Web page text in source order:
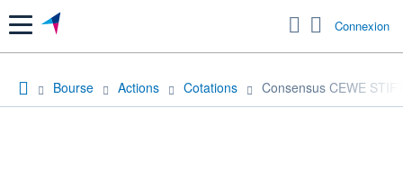
Menu Connexion
Bourse Actions Cotations Consensus CEWE